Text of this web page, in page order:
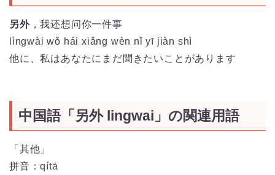
另外，我还想问你一件事
lìngwài wǒ hái xiǎng wèn nǐ yī jiàn shì
他に、私はあなたにまだ聞きたいことがあります
中国語「另外 lingwai」の関連用語
「其他」
拼音：qítā